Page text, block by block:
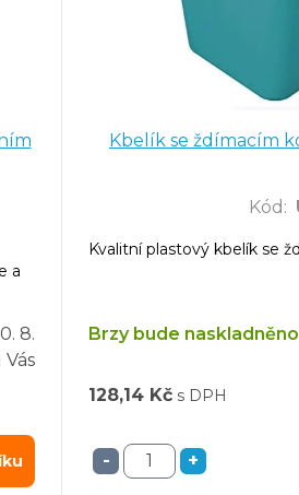
a
8.
Vás
Kbelík se ždímacím
Kód :
Kvalitní plastový kbelík se
Brzy bude naskladněno
128,14 Kč s DPH
- +